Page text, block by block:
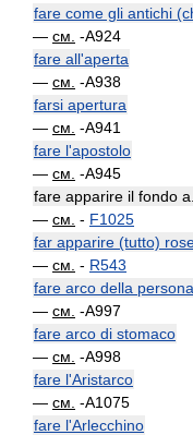
fare come gli antichi
— см. -A924
fare all'aperta
— см. -A938
farsi apertura
— см. -A941
fare l'apostolo
— см. -A945
fare apparire il fondo
— см. - F1025
far apparire (tutto)
— см. - R543
fare arco della persona
— см. -A997
fare arco di stomaco
— см. -A998
fare l'Aristarco
— см. -A1075
fare l'Arlecchino